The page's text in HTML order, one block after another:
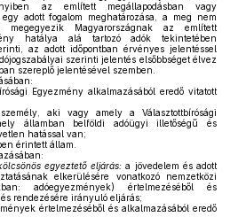
az említett megállapodásban vagy
adott fogalom meghatározása, a meg nem
megegyezik Magyarországnak az említett
hatálya alá tartozó adók tekintetében
az adott időpontban érvényes jelentéssel
szerinti jelentés elsőbbséget élvez
szereplő jelentésével szemben.
Egyezmény alkalmazásából eredő vitatott
aki vagy amely a Választottbírósági
államban belföldi adóügyi illetőségű és
hatással van;
érintett állam.
egyeztető eljárás: a jövedelem és adott
elkerülésére vonatkozó nemzetközi
adóegyezmények) értelmezéséből és
rendezésére irányuló eljárás;
értelmezéséből és alkalmazásából eredő